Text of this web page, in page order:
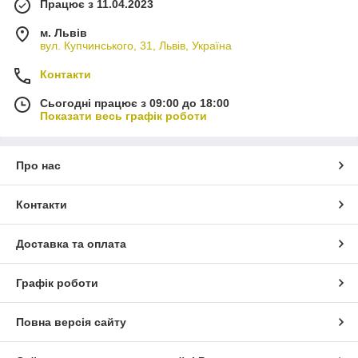
Працює з 11.04.2023
м. Львів
вул. Купчинського, 31, Львів, Україна
Контакти
Сьогодні працює з 09:00 до 18:00
Показати весь графік роботи
Про нас
Контакти
Доставка та оплата
Графік роботи
Повна версія сайту